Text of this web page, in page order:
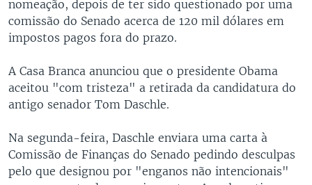
para
Pesquisa
BRASIL
DESPORTO
VOA 60 CLIMA
PASSADEIRA VERMELHA
SIGA-NOS
Línguas
nomeação, depois de ter sido questionado por uma
comissão do Senado acerca de 120 mil dólares em
impostos pagos fora do prazo.
A Casa Branca anunciou que o presidente Obama
aceitou "com tristeza" a retirada da candidatura do
antigo senador Tom Daschle.
Na segunda-feira, Daschle enviara uma carta à
Comissão de Finanças do Senado pedindo desculpas
pelo que designou por "enganos não intencionais"